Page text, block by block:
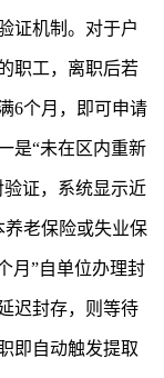
证机制。对于户
职工，离职后若
6个月，即可申请
是“未在区内重新
证，系统显示近
老保险或失业保
月”自单位办理封
迟封存，则等待
即自动触发提取